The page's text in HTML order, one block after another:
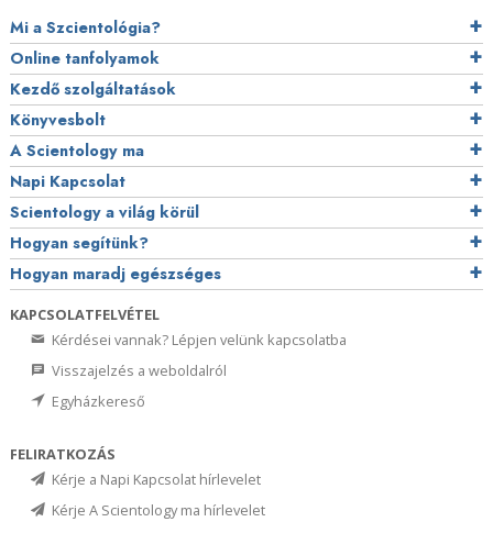
Mi a Szcientológia?
Online tanfolyamok
Kezdő szolgáltatások
Könyvesbolt
A Scientology ma
Napi Kapcsolat
Scientology a világ körül
Hogyan segítünk?
Hogyan maradj egészséges
KAPCSOLATFELVÉTEL
Kérdései vannak? Lépjen velünk kapcsolatba
Visszajelzés a weboldalról
Egyházkereső
FELIRATKOZÁS
Kérje a Napi Kapcsolat hírlevelet
Kérje A Scientology ma hírlevelet